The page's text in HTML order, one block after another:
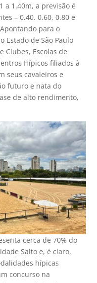
a 1.40m, a previsão é
– 0.40. 0.60, 0.80 e
para o
Estado de São Paulo
Clubes, Escolas de
Hípicos filiados à
seus cavaleiros e
futuro e nata do
de alto rendimento,
cerca de 70% do
Salto e, é claro,
hípicas
concurso na